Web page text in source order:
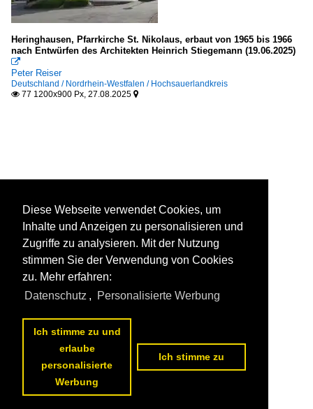
Heringhausen, Pfarrkirche St. Nikolaus, erbaut von 1965 bis 1966
nach Entwürfen des Architekten Heinrich Stiegemann (19.06.2025)

Peter Reiser
Deutschland / Nordrhein-Westfalen / Hochsauerlandkreis
 77 1200x900 Px, 27.08.2025 
Diese Webseite verwendet Cookies, um
Inhalte und Anzeigen zu personalisieren und
Zugriffe zu analysieren. Mit der Nutzung
stimmen Sie der Verwendung von Cookies
zu. Mehr erfahren:
Datenschutz , Personalisierte Werbung
Ich stimme zu und
erlaube
personalisierte
Werbung
Ich stimme zu